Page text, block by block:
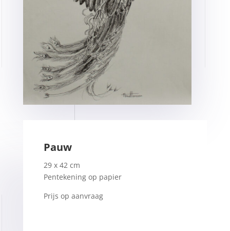
Pauw
29 x 42 cm
Pentekening op papier
Prijs op aanvraag